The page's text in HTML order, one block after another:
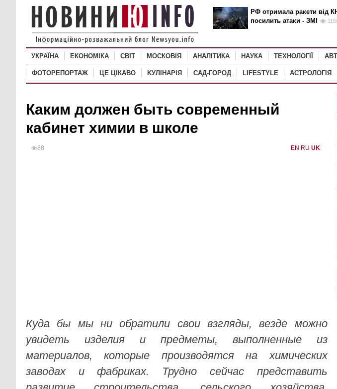
РФ отримала ракети від
посилить атаки - ЗМІ
УКРАЇНА ЕКОНОМІКА СВІТ MОСКОВІЯ АНАЛІТИКА НАУКА ТЕХНОЛОГІЇ
ФОТОРЕПОРТАЖ ЦЕ ЦІКАВО KУЛІНАРІЯ САД-ГОРОД LIFESTYLE АСТРОЛОГІЯ
Каким должен быть современный
кабинет химии в школе
88 EN RU UK
Куда бы мы ни обратили свои взгляды, везде можно
увидеть изделия и предметы, выполненные из
материалов, которые производятся на химических
заводах и фабриках. Трудно сейчас представить